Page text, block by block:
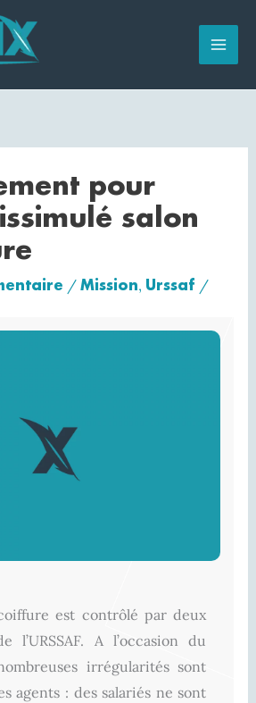
pour
salon
/ Mission, Urssaf /
est contrôlé par deux
l’URSSAF. A l’occasion du
irrégularités sont
agents : des salariés ne sont